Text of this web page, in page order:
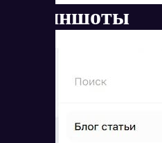
Скриншоты